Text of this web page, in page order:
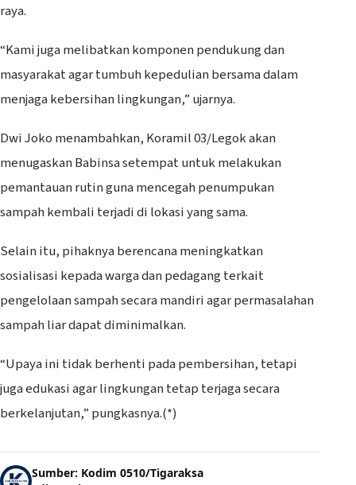
raya.
“Kami juga melibatkan komponen pendukung dan
masyarakat agar tumbuh kepedulian bersama dalam
menjaga kebersihan lingkungan,” ujarnya.
Dwi Joko menambahkan, Koramil 03/Legok akan
menugaskan Babinsa setempat untuk melakukan
pemantauan rutin guna mencegah penumpukan
sampah kembali terjadi di lokasi yang sama.
Selain itu, pihaknya berencana meningkatkan
sosialisasi kepada warga dan pedagang terkait
pengelolaan sampah secara mandiri agar permasalahan
sampah liar dapat diminimalkan.
“Upaya ini tidak berhenti pada pembersihan, tetapi
juga edukasi agar lingkungan tetap terjaga secara
berkelanjutan,” pungkasnya.(*)
Sumber: Kodim 0510/Tigaraksa